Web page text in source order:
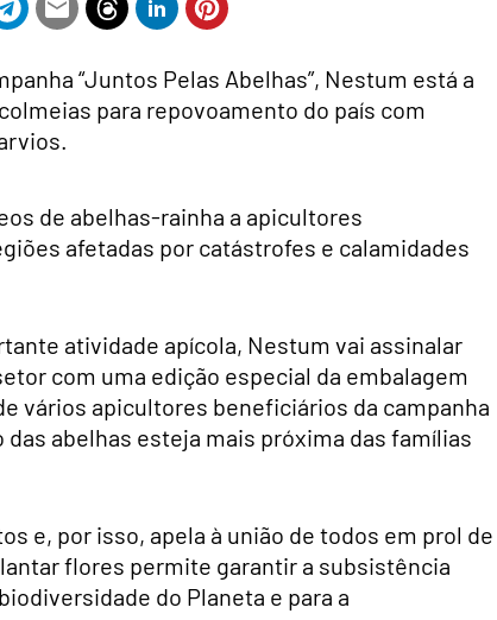
“Juntos Pelas Abelhas”, Nestum está a
para repovoamento do país com
de abelhas-rainha a apicultores
afetadas por catástrofes e calamidades
atividade apícola, Nestum vai assinalar
com uma edição especial da embalagem
vários apicultores beneficiários da campanha
abelhas esteja mais próxima das famílias
e, por isso, apela à união de todos em prol de
flores permite garantir a subsistência
do Planeta e para a